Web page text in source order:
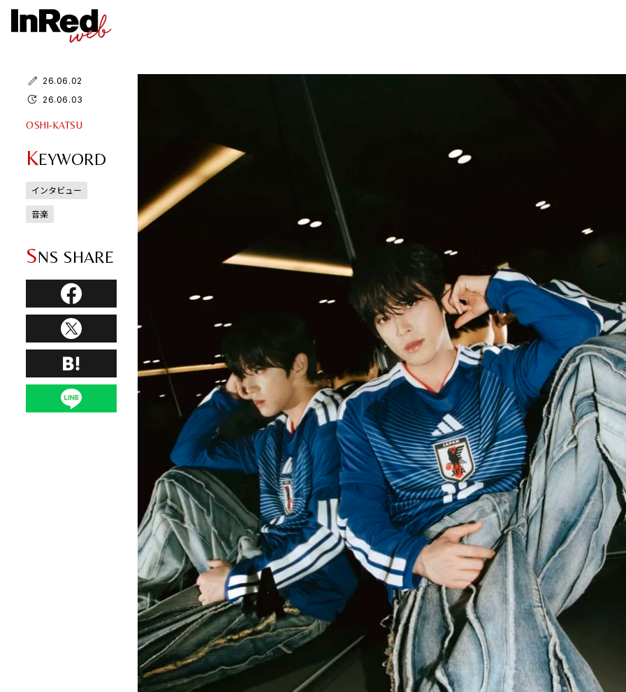
26.06.02
26.06.03
OSHI-KATSU
KEYWORD
インタビュー
音楽
SNS SHARE